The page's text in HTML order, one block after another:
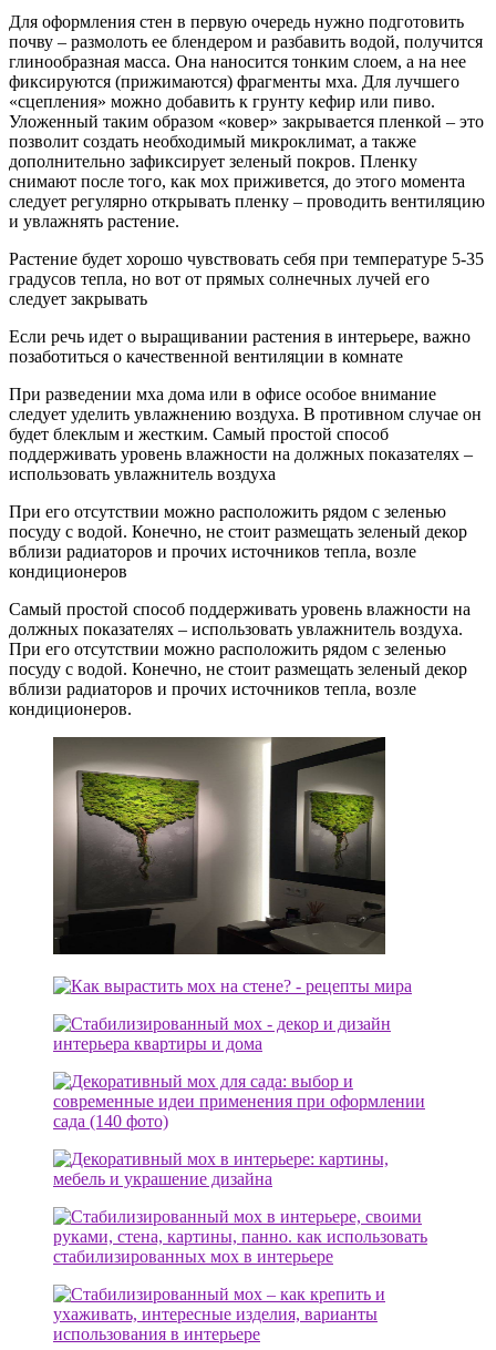
Для оформления стен в первую очередь нужно подготовить
почву – размолоть ее блендером и разбавить водой, получится
глинообразная масса. Она наносится тонким слоем, а на нее
фиксируются (прижимаются) фрагменты мха. Для лучшего
«сцепления» можно добавить к грунту кефир или пиво.
Уложенный таким образом «ковер» закрывается пленкой – это
позволит создать необходимый микроклимат, а также
дополнительно зафиксирует зеленый покров. Пленку
снимают после того, как мох приживется, до этого момента
следует регулярно открывать пленку – проводить вентиляцию
и увлажнять растение.
Растение будет хорошо чувствовать себя при температуре 5-35
градусов тепла, но вот от прямых солнечных лучей его
следует закрывать
Если речь идет о выращивании растения в интерьере, важно
позаботиться о качественной вентиляции в комнате
При разведении мха дома или в офисе особое внимание
следует уделить увлажнению воздуха. В противном случае он
будет блеклым и жестким. Самый простой способ
поддерживать уровень влажности на должных показателях –
использовать увлажнитель воздуха
При его отсутствии можно расположить рядом с зеленью
посуду с водой. Конечно, не стоит размещать зеленый декор
вблизи радиаторов и прочих источников тепла, возле
кондиционеров
Самый простой способ поддерживать уровень влажности на
должных показателях – использовать увлажнитель воздуха.
При его отсутствии можно расположить рядом с зеленью
посуду с водой. Конечно, не стоит размещать зеленый декор
вблизи радиаторов и прочих источников тепла, возле
кондиционеров.